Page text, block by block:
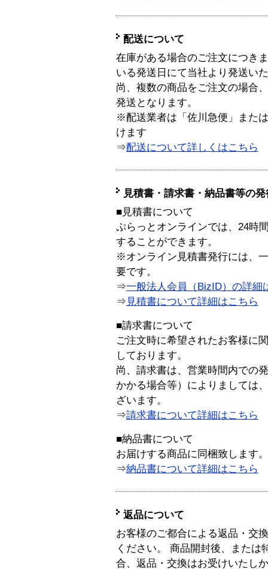
配送について
在庫がある場合のご注文につき
いる発送日にて当社より発送い
尚、複数の商品をご注文の場合
発送となります。
※配送業者は「佐川急便」また
けます
⇒配送について詳しくはこちら
見積書・請求書・納品書等の
■見積書について
ぷらっとオンラインでは、24時
することができます。
※オンライン見積書発行には、
要です。
⇒一般法人会員（BizID）の詳細
⇒ 見積書について詳細はこちら
■請求書について
ご注文時に希望されたお客様に
しております。
尚、請求書は、営業時間内での
かかる場合等）によりましては
ざいます。
⇒請求書について詳細はこちら
■納品書について
お届けする商品に同梱致します。
⇒納品書について詳細はこちら
返品について
お客様のご都合による返品・交
ください。 商品開封後、または
合、返品・交換はお受けいたし